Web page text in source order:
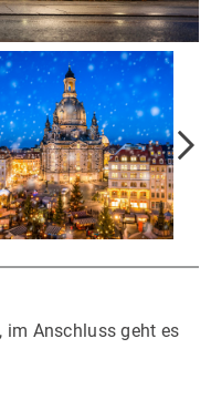
im Anschluss geht es